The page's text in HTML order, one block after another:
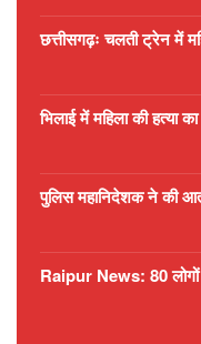
छत्तीसगढ़ः चलती ट्रेन में
भिलाई में महिला की हत्या
पुलिस महानिदेशक ने की
Raipur News: 80 लोगों